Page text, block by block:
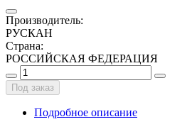
Производитель:
РУСКАН
Страна:
РОССИЙСКАЯ ФЕДЕРАЦИЯ
Под заказ
Подробное описание